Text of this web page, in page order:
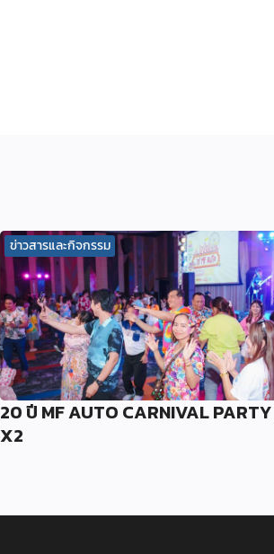
ข่าวสารและกิจกรรม
20 ปี MF AUTO CARNIVAL
X2